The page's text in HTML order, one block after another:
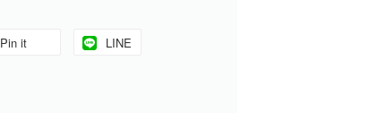
Pin it LINE